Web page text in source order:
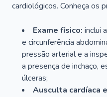
cardiológicos. Conheça os
Exame físico: inclui
e circunferência
pressão arterial e a
a presença de inchaço,
úlceras;
Ausculta cardíaca